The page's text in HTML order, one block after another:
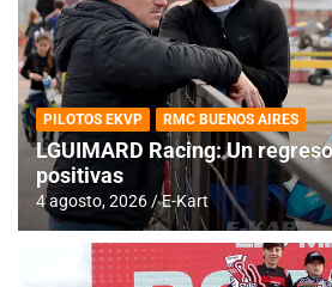
PILOTOS EKVP RMC BUENOS AIRES
LGUIMARD Racing: Un
positivas
4 agosto, 2026 E-Kart